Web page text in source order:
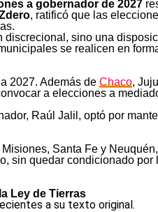
a gobernador de 2027
, ratificó que las
discrecional, sino una
se realicen en
2027. Además de Chaco,
a elecciones a
Raúl Jalil, optó por
Santa Fe y
sin quedar condicionado por
Ley de Tierras
a su texto original.